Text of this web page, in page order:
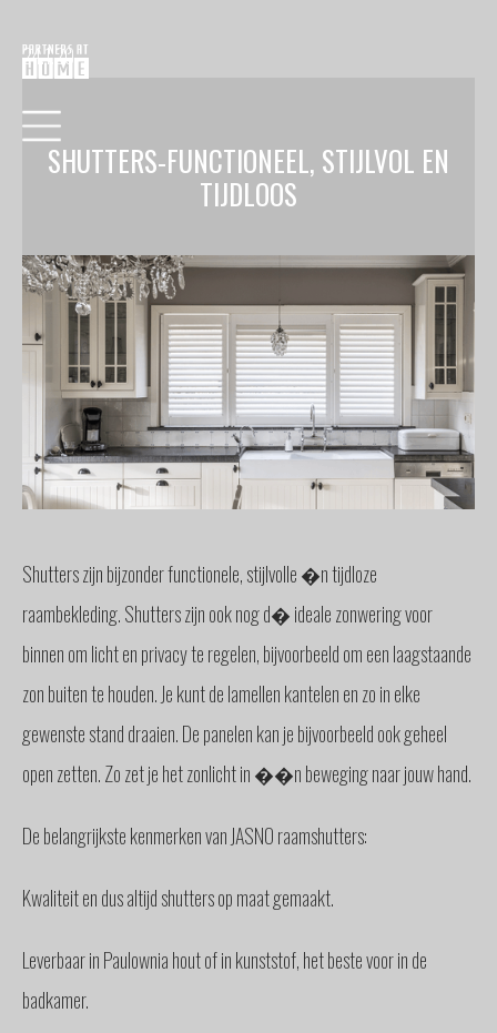
COLLECTIE
VERF
BEHANG
RAAMDECORATIE
VLOEREN
MEUBELS
& ACCESSOIRES
BUITENLEVEN
INTERIEURADVIES
INTERNATIONAAL
SPANJE
NIEUWS
STEL
VRAAG
CONTACT
24.1.20
SHUTTERS-FUNCTIONEEL, STIJLVOL EN
TIJDLOOS
Shutters zijn bijzonder functionele, stijlvolle �n tijdloze
raambekleding. Shutters zijn ook nog d� ideale zonwering voor
binnen om licht en privacy te regelen, bijvoorbeeld om een laagstaande
zon buiten te houden. Je kunt de lamellen kantelen en zo in elke
gewenste stand draaien. De panelen kan je bijvoorbeeld ook geheel
open zetten. Zo zet je het zonlicht in ��n beweging naar jouw hand.
De belangrijkste kenmerken van JASNO raamshutters:
Kwaliteit en dus altijd shutters op maat gemaakt.
Leverbaar in Paulownia hout of in kunststof, het beste voor in de
badkamer.